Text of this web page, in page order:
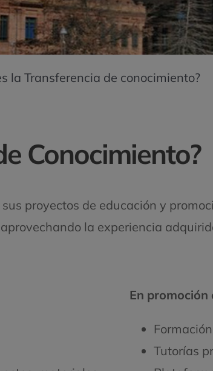
la Transferencia de conocimiento?
Conocimiento?
proyectos de educación y
la experiencia
En promoción
Tutorías